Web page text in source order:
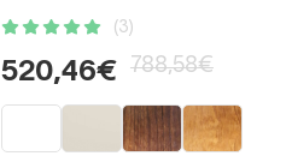
(3)
520,46€ 788,58€